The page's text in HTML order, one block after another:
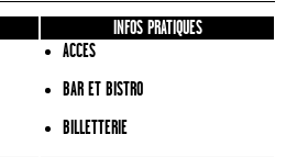
INFOS PRATIQUES
ACCES
BAR ET BISTRO
BILLETTERIE